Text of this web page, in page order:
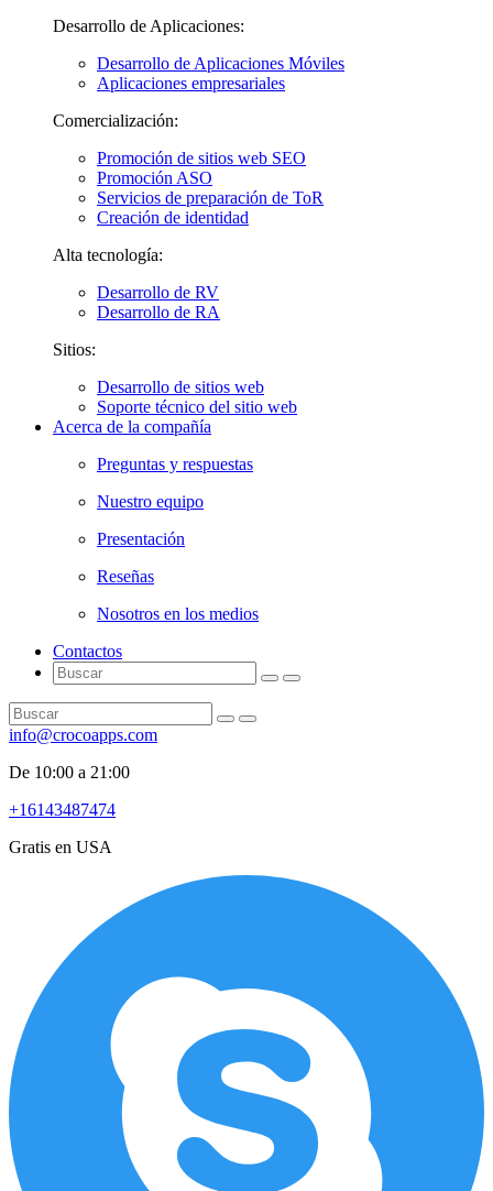
Desarrollo de Aplicaciones:
Desarrollo de Aplicaciones Móviles
Aplicaciones empresariales
Comercialización:
Promoción de sitios web SEO
Promoción ASO
Servicios de preparación de ToR
Creación de identidad
Alta tecnología:
Desarrollo de RV
Desarrollo de RA
Sitios:
Desarrollo de sitios web
Soporte técnico del sitio web
Acerca de la compañía
Preguntas y respuestas
Nuestro equipo
Presentación
Reseñas
Nosotros en los medios
Contactos
info@crocoapps.com
De 10:00 a 21:00
+16143487474
Gratis en USA